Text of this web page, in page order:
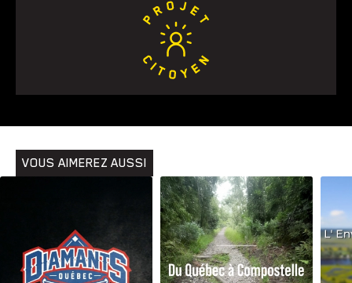
Histoires Pêche
VOUS AIMEREZ AUSSI